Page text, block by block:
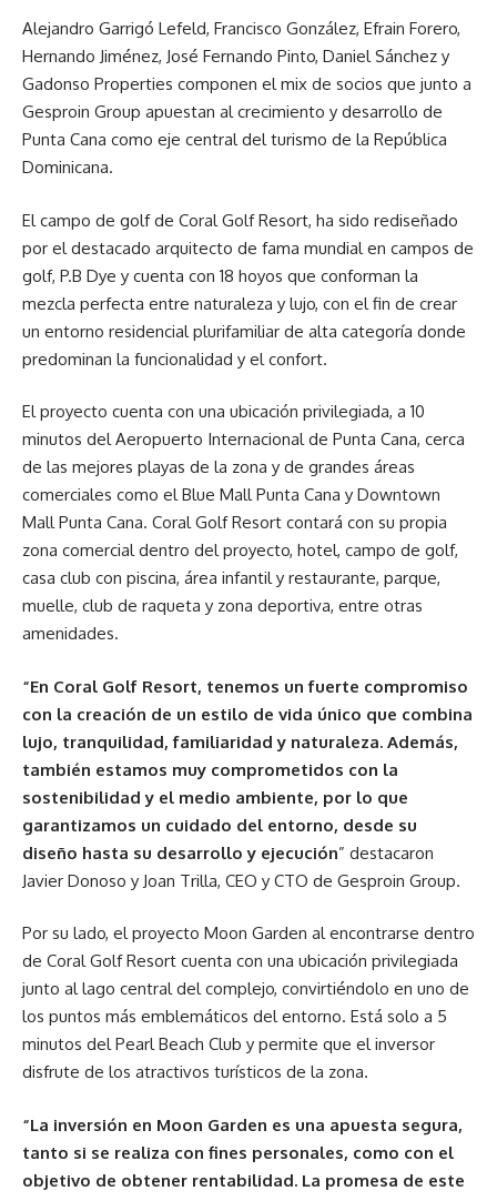
Alejandro Garrigó Lefeld, Francisco González, Efrain Forero,
Hernando Jiménez, José Fernando Pinto, Daniel Sánchez y
Gadonso Properties componen el mix de socios que junto a
Gesproin Group apuestan al crecimiento y desarrollo de
Punta Cana como eje central del turismo de la República
Dominicana.
El campo de golf de Coral Golf Resort, ha sido rediseñado
por el destacado arquitecto de fama mundial en campos de
golf, P.B Dye y cuenta con 18 hoyos que conforman la
mezcla perfecta entre naturaleza y lujo, con el fin de crear
un entorno residencial plurifamiliar de alta categoría donde
predominan la funcionalidad y el confort.
El proyecto cuenta con una ubicación privilegiada, a 10
minutos del Aeropuerto Internacional de Punta Cana, cerca
de las mejores playas de la zona y de grandes áreas
comerciales como el Blue Mall Punta Cana y Downtown
Mall Punta Cana. Coral Golf Resort contará con su propia
zona comercial dentro del proyecto, hotel, campo de golf,
casa club con piscina, área infantil y restaurante, parque,
muelle, club de raqueta y zona deportiva, entre otras
amenidades.
“En Coral Golf Resort, tenemos un fuerte compromiso
con la creación de un estilo de vida único que combina
lujo, tranquilidad, familiaridad y naturaleza. Además,
también estamos muy comprometidos con la
sostenibilidad y el medio ambiente, por lo que
garantizamos un cuidado del entorno, desde su
diseño hasta su desarrollo y ejecución” destacaron
Javier Donoso y Joan Trilla, CEO y CTO de Gesproin Group.
Por su lado, el proyecto Moon Garden al encontrarse dentro
de Coral Golf Resort cuenta con una ubicación privilegiada
junto al lago central del complejo, convirtiéndolo en uno de
los puntos más emblemáticos del entorno. Está solo a 5
minutos del Pearl Beach Club y permite que el inversor
disfrute de los atractivos turísticos de la zona.
“La inversión en Moon Garden es una apuesta segura,
tanto si se realiza con fines personales, como con el
objetivo de obtener rentabilidad. La promesa de este